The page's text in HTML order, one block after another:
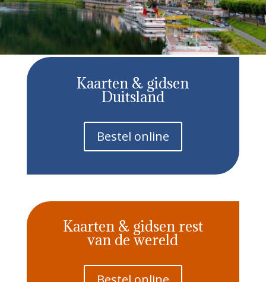
Kaarten & gidsen
Duitsland
Bestel online
Kaarten & gidsen rest
van de wereld